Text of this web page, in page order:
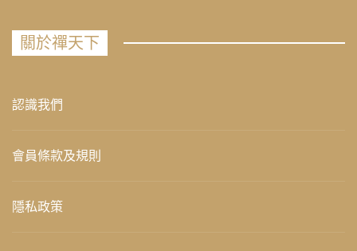
關於禪天下
認識我們
會員條款及規則
隱私政策